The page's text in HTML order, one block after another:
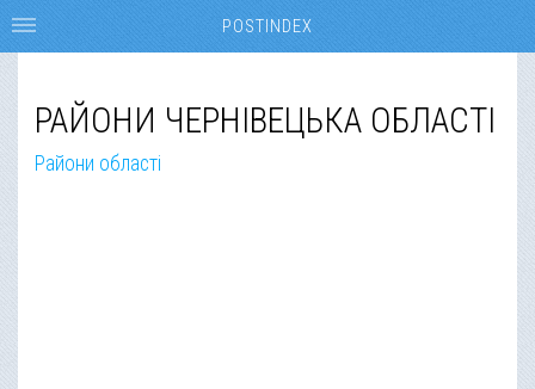
РАЙОНИ ЧЕРНІВЕЦЬКА ОБЛАСТІ
Райони області
POSTINDEX